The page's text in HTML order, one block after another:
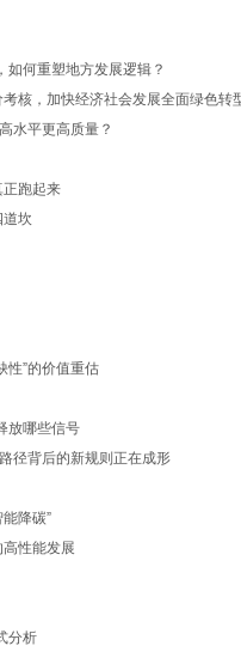
如何重塑地方发展逻辑？
核，加快经济社会发展全面绿色转
水平更高质量？
正跑起来
坎
性”的价值重估
放哪些信号
径背后的新规则正在成形
降碳”
性能发展
分析